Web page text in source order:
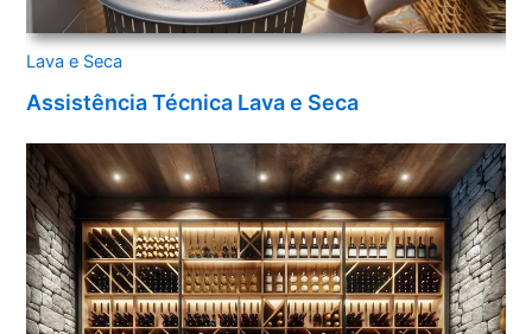
Lava e Seca
Assistência Técnica Lava e Seca